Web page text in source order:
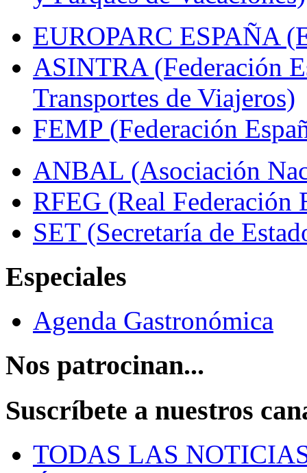
EUROPARC ESPAÑA
ASINTRA (Federación
Transportes de Viajeros)
FEMP (Federación
ANBAL (Asociación
RFEG (Real Federación
SET (Secretaría de
Especiales
Agenda Gastronómica
Nos patrocinan...
Suscríbete a nuestros
TODAS LAS